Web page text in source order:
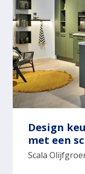
Design
met een
Scala